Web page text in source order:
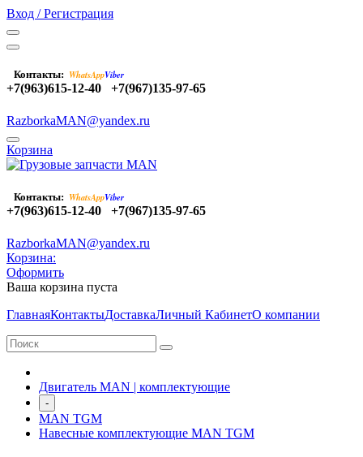
Вход / Регистрация
Контакты: WhatsAppViber
+7(963)615-12-40 +7(967)135-97-65
RazborkaMAN@yandex.ru
Корзина
Контакты: WhatsAppViber
+7(963)615-12-40 +7(967)135-97-65
RazborkaMAN@yandex.ru
Корзина:
Оформить
Ваша корзина пуста
ГлавнаяКонтактыДоставкаЛичный КабинетО компании
Двигатель MAN | комплектующие
-
MAN TGM
Навесные комплектующие MAN TGM